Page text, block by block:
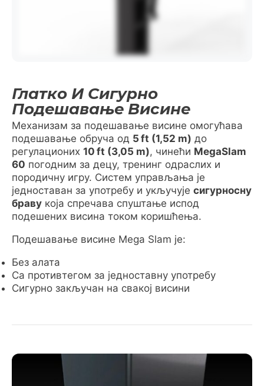
Глатко И Сигурно
Подешавање Висине
Механизам за подешавање висине омогућава
подешавање обруча од 5 ft (1,52 m) до
регулационих 10 ft (3,05 m), чинећи MegaSlam
60 погодним за децу, тренинг одраслих и
породичну игру. Систем управљања је
једноставан за употребу и укључује сигурносну
браву која спречава спуштање испод
подешених висина током коришћења.
Подешавање висине Mega Slam је:
Без алата
Са противтегом за једноставну употребу
Сигурно закључан на свакој висини